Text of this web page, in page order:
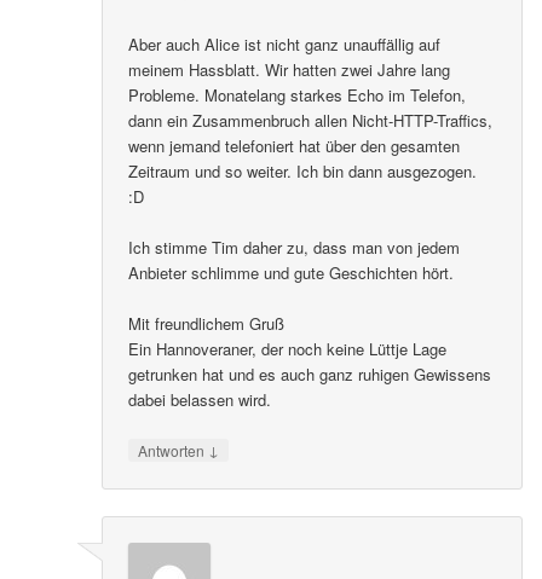
Aber auch Alice ist nicht ganz unauffällig auf
meinem Hassblatt. Wir hatten zwei Jahre lang
Probleme. Monatelang starkes Echo im Telefon,
dann ein Zusammenbruch allen Nicht-HTTP-Traffics,
wenn jemand telefoniert hat über den gesamten
Zeitraum und so weiter. Ich bin dann ausgezogen.
:D
Ich stimme Tim daher zu, dass man von jedem
Anbieter schlimme und gute Geschichten hört.
Mit freundlichem Gruß
Ein Hannoveraner, der noch keine Lüttje Lage
getrunken hat und es auch ganz ruhigen Gewissens
dabei belassen wird.
Antworten ↓